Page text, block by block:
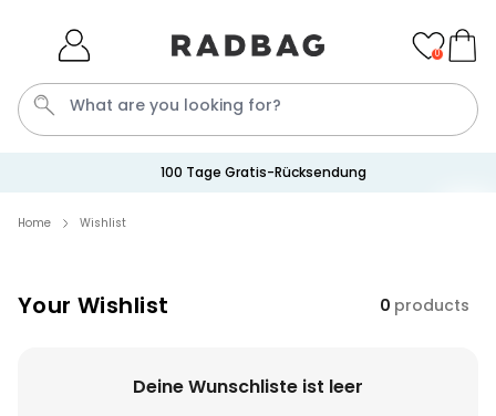
What are you looking for?
0
100 Tage Gratis-Rücksendung
Home Wishlist
Your Wishlist 0 products
Deine Wunschliste ist leer